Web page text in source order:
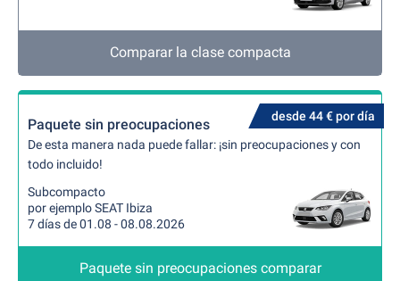
Comparar la clase compacta
desde 44 € por día
Paquete sin preocupaciones
De esta manera nada puede fallar: ¡sin preocupaciones y con
todo incluido!
Subcompacto
por ejemplo SEAT Ibiza
7 días de 01.08 - 08.08.2026
Paquete sin preocupaciones comparar